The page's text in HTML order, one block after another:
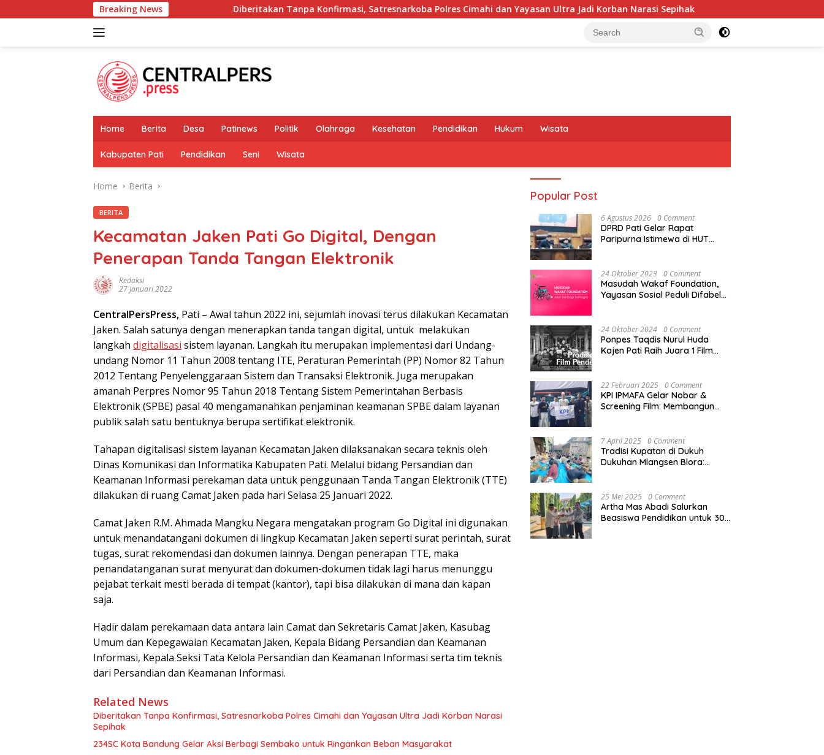
to
Breaking NewsDiberitakan Tanpa Konfirmasi, Satresnarkoba Polres Cimahi dan Yayasan Ultra Jadi Korban Narasi Sepihak 234SC Kota Bandung Gelar Aksi
Home Berita Desa Patinews Politik Olahraga Kesehatan Pendidikan Hukum Wisata
Kabupaten Pati Pendidikan Seni Wisata
Home Berita
BERITA
Kecamatan Jaken Pati Go Digital, Dengan
Penerapan Tanda Tangan Elektronik
Redaksi
27 Januari 2022
CentralPersPress, Pati – Awal tahun 2022 ini, sejumlah inovasi terus dilakukan Kecamatan
Jaken. Salah satunya dengan menerapkan tanda tangan digital, untuk melakukan
langkah digitalisasi sistem layanan. Langkah itu merupakan implementasi dari Undang-
undang Nomor 11 Tahun 2008 tentang ITE, Peraturan Pemerintah (PP) Nomor 82 Tahun
2012 Tentang Penyelenggaraan Sistem dan Transaksi Elektronik. Juga merupakan
amanah Perpres Nomor 95 Tahun 2018 Tentang Sistem Pemerintahan Berbasis
Elektronik (SPBE) pasal 40 mengamanahkan penjaminan keamanan SPBE dalam layanan
publik salah satu bentuknya berupa sertifikat elektronik.
Tahapan digitalisasi sistem layanan Kecamatan Jaken dilaksanakan secara teknis oleh
Dinas Komunikasi dan Informatika Kabupaten Pati. Melalui bidang Persandian dan
Keamanan Informasi perekaman data untuk penggunaan Tanda Tangan Elektronik (TTE)
dilakukan di ruang Camat Jaken pada hari Selasa 25 Januari 2022.
Camat Jaken R.M. Ahmada Mangku Negara mengatakan program Go Digital ini digunakan
untuk menandatangani dokumen di lingkup Kecamatan Jaken seperti surat perintah, surat
tugas, surat rekomendasi dan dokumen lainnya. Dengan penerapan TTE, maka
penandatanganan surat menyurat dan dokumen-dokumen tidak lagi harus menunggu
pejabat terkait mesti berada di tempat (kantor), tapi bisa dilakukan di mana dan kapan
saja.
Hadir dalam perekamaan data antara lain Camat dan Sekretaris Camat Jaken, Kasubag
Umum dan Kepegawaian Kecamatan Jaken, Kepala Bidang Persandian dan Keamanan
Informasi, Kepala Seksi Tata Kelola Persandian dan Keamanan Informasi serta tim teknis
dari Persandian dan Keamanan Informasi.
Related News
Diberitakan Tanpa Konfirmasi, Satresnarkoba Polres Cimahi dan Yayasan Ultra Jadi Korban Narasi
Sepihak
234SC Kota Bandung Gelar Aksi Berbagi Sembako untuk Ringankan Beban Masyarakat
Popular Post
6 Agustus 2026 0 Comment
DPRD Pati Gelar Rapat
Paripurna Istimewa di HUT
24 Oktober 2023 0 Comment
Masudah Wakaf Foundation,
Yayasan Sosial Peduli Difabel
24 Oktober 2024 0 Comment
Ponpes Taqdis Nurul Huda
Kajen Pati Raih Juara 1 Film
22 Februari 2025 0 Comment
KPI IPMAFA Gelar Nobar &
Screening Film: Membangun
7 April 2025 0 Comment
Tradisi Kupatan di Dukuh
Dukuhan Mlangsen Blora:
25 Mei 2025 0 Comment
Artha Mas Abadi Salurkan
Beasiswa Pendidikan untuk 300